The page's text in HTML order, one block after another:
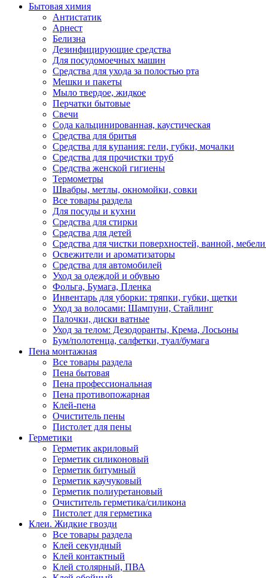
Бытовая химия
Антистатик
Арнест
Белизна
Дезинфицирующие средства
Для посудомоечных машин
Средства для ухода за полостью рта
Мешки и пакеты
Мыло твердое, жидкое
Перчатки бытовые
Свечи
Сода кальцинированная, каустическая
Средства для бритья
Средства для купания: гели, губки, мочалки
Средства для прочистки труб
Средства женской гигиены
Термометры
Швабры, метлы, окномойки, совки
Все товары раздела
Для посуды и кухни
Средства для стирки
Средства для детей
Средства для чистки поверхностей, ванной,
Освежители и ароматизаторы
Средства для автомобилей
Уход за одеждой и обувью
Фольга, Бумага, Пленка
Инвентарь для уборки: тряпки, губки, щетки
Уход за волосами: Шампуни, Стайлинг
Палочки, диски ватные
Уход за телом: Дезодоранты, Крема, Лосьоны
Бум/полотенца, салфетки, туал/бумага
Пена монтажная
Все товары раздела
Пена бытовая
Пена профессиональная
Пена противопожарная
Клей-пена
Очиститель пены
Пистолет для пены
Герметики
Герметик акриловый
Герметик силиконовый
Герметик битумный
Герметик каучуковый
Герметик полиуретановый
Очиститель герметика/силикона
Пистолет для герметика
Клеи. Жидкие гвозди
Все товары раздела
Клей секундный
Клей контактный
Клей столярный, ПВА